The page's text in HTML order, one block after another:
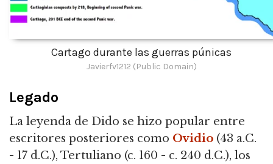
Cartago durante las guerras púnicas
Javierfv1212 (Public Domain)
Legado
La leyenda de Dido se hizo popular entre
escritores posteriores como Ovidio (43 a.C.
- 17 d.C.), Tertuliano (c. 160 - c. 240 d.C.), los